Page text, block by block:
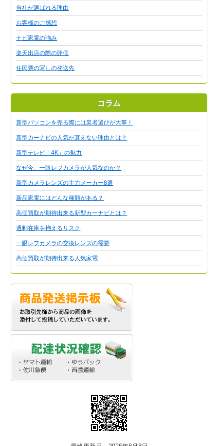
当社が選ばれる理由
お客様のご感想
ナビ家電の強み
楽天出店の際の評価
住民票の写しの発送先
コラム
新型パソコンを売る際には業者選びが大事！
新型カーナビの人気が衰えない理由とは？
新型テレビ「4K」の魅力
なぜ今、一眼レフカメラが人気なのか？
新型カメラレンズの主力メーカー8選
新品家電にはどんな種類がある？
高価買取が期待出来る新型カーナビとは？
過剰在庫を抱えるリスク
一眼レフカメラの交換レンズの需要
高価買取が期待出来る人気家電